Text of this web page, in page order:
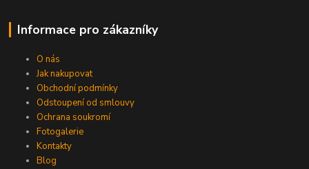
Informace pro zákazníky
O nás
Jak nakupovat
Obchodní podmínky
Odstoupení od smlouvy
Ochrana soukromí
Fotogalerie
Kontakty
Blog